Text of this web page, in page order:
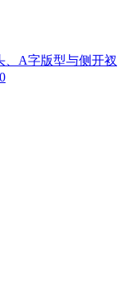
、A字版型与侧开衩